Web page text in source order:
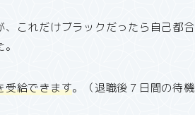
これだけブラックだったら自己都合
受給できます。（退職後７日間の待機